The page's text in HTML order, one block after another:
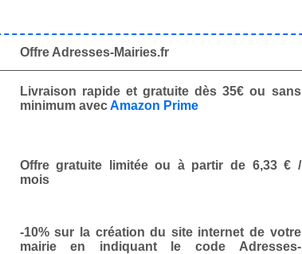
Offre Adresses-Mairies.fr
Livraison rapide et gratuite dès 35€ ou sans
minimum avecAmazon Prime
Offre gratuite limitée ou à partir de 6,33 € /
mois
-10% sur la création du site internet de votre
mairie en indiquant le code Adresses-